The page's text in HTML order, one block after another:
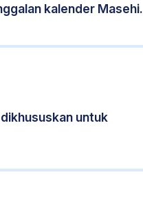
kalender Masehi.
untuk